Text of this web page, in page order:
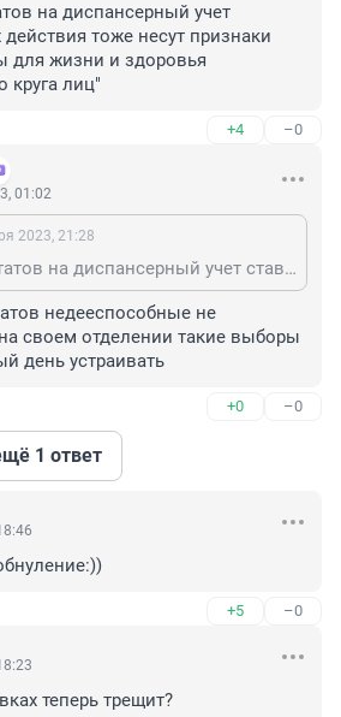
на диспансерный учет
тоже несут признаки
для жизни и здоровья
круга лиц"
+4 –0
01:02
2023, 21:28
Лучше бы депутатов на диспансерный учет ставили. Ведь их действия тоже несут признаки "реальной угрозы для жизни и здоровья неопределенного круга лиц"
недееспособные не
своем отделении такие выборы
день устраивать
+0 –0
1 ответ
+5 –0
теперь трещит?